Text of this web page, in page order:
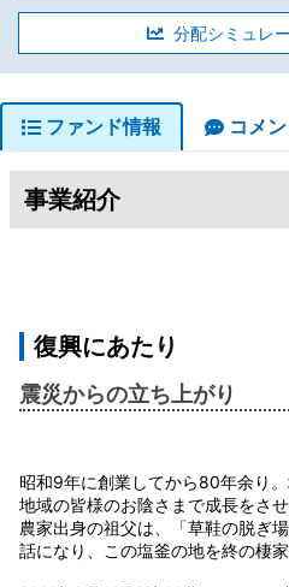
分配シミュレ
ファンド情報 コメン
事業紹介
復興にあたり
震災からの立ち上がり
昭和9年に創業してから80年余り。
地域の皆様のお陰さまで成長をさ
農家出身の祖父は、「草鞋の脱ぎ
話になり、この塩釜の地を終の棲家